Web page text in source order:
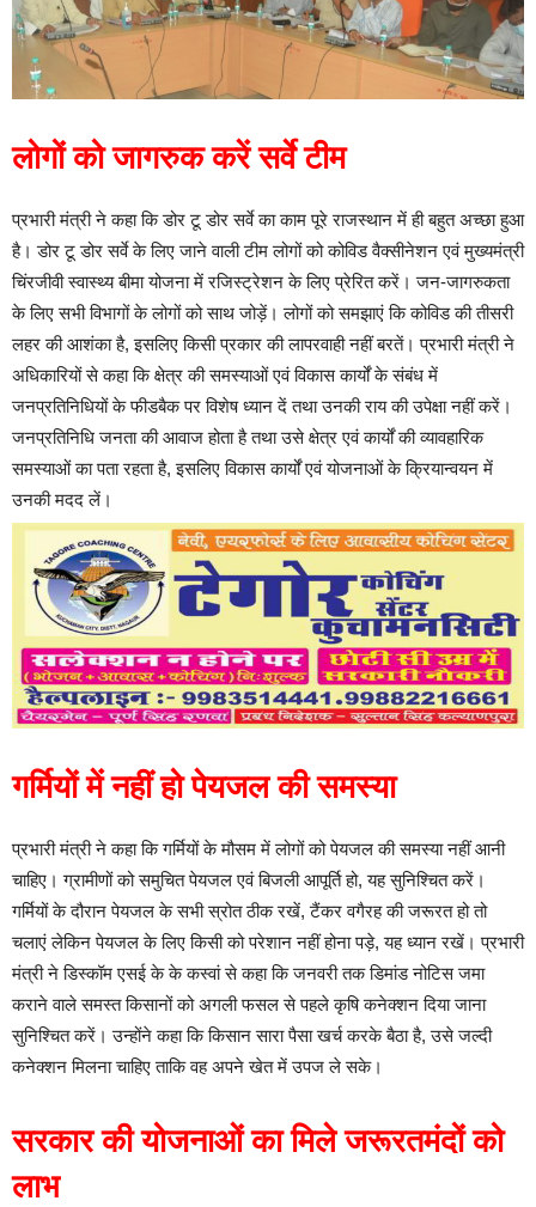
लोगों को जागरुक करें सर्वे टीम
प्रभारी मंत्री ने कहा कि डोर टू डोर सर्वे का काम पूरे राजस्थान में ही बहुत अच्छा हुआ
है। डोर टू डोर सर्वे के लिए जाने वाली टीम लोगों को कोविड वैक्सीनेशन एवं मुख्यमंत्री
चिंरजीवी स्वास्थ्य बीमा योजना में रजिस्ट्रेशन के लिए प्रेरित करें। जन-जागरुकता
के लिए सभी विभागों के लोगों को साथ जोड़ें। लोगों को समझाएं कि कोविड की तीसरी
लहर की आशंका है, इसलिए किसी प्रकार की लापरवाही नहीं बरतें। प्रभारी मंत्री ने
अधिकारियों से कहा कि क्षेत्र की समस्याओं एवं विकास कार्यों के संबंध में
जनप्रतिनिधियों के फीडबैक पर विशेष ध्यान दें तथा उनकी राय की उपेक्षा नहीं करें।
जनप्रतिनिधि जनता की आवाज होता है तथा उसे क्षेत्र एवं कार्यों की व्यावहारिक
समस्याओं का पता रहता है, इसलिए विकास कार्यों एवं योजनाओं के क्रियान्वयन में
उनकी मदद लें।
गर्मियों में नहीं हो पेयजल की समस्या
प्रभारी मंत्री ने कहा कि गर्मियों के मौसम में लोगों को पेयजल की समस्या नहीं आनी
चाहिए। ग्रामीणों को समुचित पेयजल एवं बिजली आपूर्ति हो, यह सुनिश्चित करें।
गर्मियों के दौरान पेयजल के सभी स्रोत ठीक रखें, टैंकर वगैरह की जरूरत हो तो
चलाएं लेकिन पेयजल के लिए किसी को परेशान नहीं होना पड़े, यह ध्यान रखें। प्रभारी
मंत्री ने डिस्कॉम एसई के के कस्वां से कहा कि जनवरी तक डिमांड नोटिस जमा
कराने वाले समस्त किसानों को अगली फसल से पहले कृषि कनेक्शन दिया जाना
सुनिश्चित करें। उन्होंने कहा कि किसान सारा पैसा खर्च करके बैठा है, उसे जल्दी
कनेक्शन मिलना चाहिए ताकि वह अपने खेत में उपज ले सके।
सरकार की योजनाओं का मिले जरूरतमंदों को
लाभ